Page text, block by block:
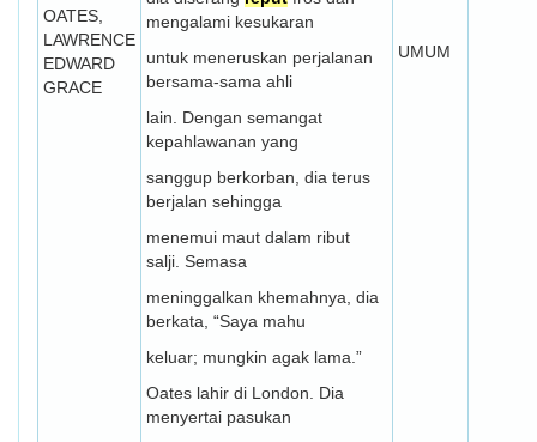
OATES,
LAWRENCE
EDWARD
GRACE
mengalami kesukaran
untuk meneruskan perjalanan
bersama-sama ahli
lain. Dengan semangat
kepahlawanan yang
sanggup berkorban, dia terus
berjalan sehingga
menemui maut dalam ribut
salji. Semasa
meninggalkan khemahnya, dia
berkata, “Saya mahu
keluar; mungkin agak lama.”
Oates lahir di London. Dia
menyertai pasukan
UMUM